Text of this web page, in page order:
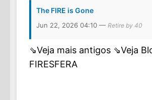
The FIRE is Gone
Jun 22, 2026 04:10 — Retire by 40
⇘Veja mais antigos ⇘Veja
FIRESFERA